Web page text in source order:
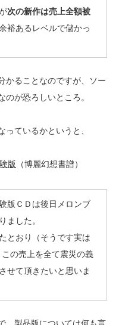
次の新作は売上全額被
裕あるレベルで儲かっ
かることなのですが、ソー
のが恐ろしいところ。
ているかというと、
版 （博麗幻想書譜）
版ＣＤは後日メロンブ
ました。
とおり（そうです実は
の売上を全て震災の義
せて頂きたいと思いま